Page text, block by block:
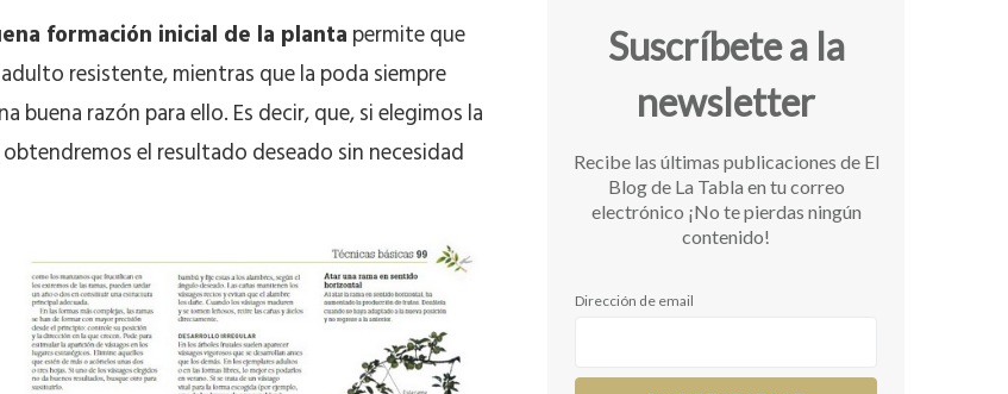
formación inicial de la plantapermite que
resistente, mientras que la poda siempre
buena razón para ello. Es decir, que, si elegimos la
el resultado deseado sin necesidad
Suscríbete a la
newsletter
Recibe las últimas publicaciones de El
Blog de La Tabla en tu correo
electrónico ¡No te pierdas ningún
contenido!
Dirección de email